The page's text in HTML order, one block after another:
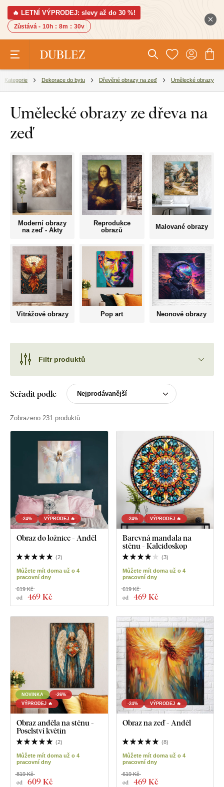
🔥 LETNÍ VÝPRODEJ: slevy až do 30 %!
Zůstává - 10h : 8m : 29v
Kategorie Dekorace do bytu Dřevěné obrazy na zeď Umělecké obrazy
Umělecké obrazy ze dřeva na
zeď
Moderní obrazy
na zeď - Akty
Reprodukce
obrazů
Malované obrazy
Vitrážové obrazy Pop art Neonové obrazy
Filtr produktů
Seřadit podle
Zobrazeno 231 produktů
-24% VÝPRODEJ 🔥
Obraz do ložnice - Anděl
(2)
Můžete mít doma už o 4
pracovní dny
od 469 Kč
619 Kč
-24% VÝPRODEJ 🔥
Barevná mandala na
stěnu - Kaleidoskop
(3)
Můžete mít doma už o 4
pracovní dny
od 469 Kč
619 Kč
NOVINKA
-26%
VÝPRODEJ 🔥
Obraz anděla na stěnu -
Poselství květin
(2)
Můžete mít doma už o 4
pracovní dny
od 609 Kč
819 Kč
-24% VÝPRODEJ 🔥
Obraz na zeď - Anděl
(8)
Můžete mít doma už o 4
pracovní dny
od 469 Kč
619 Kč